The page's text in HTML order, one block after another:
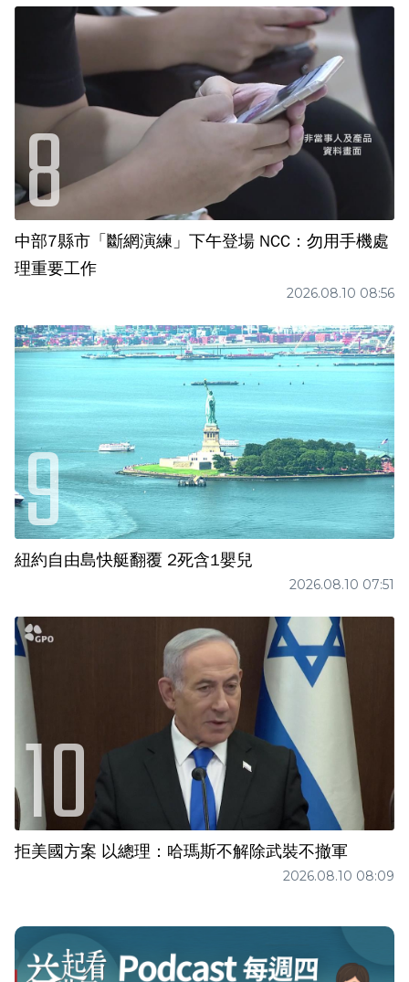
中部7縣市「斷網演練」下午登場 NCC：勿用手機處
理重要工作
2026.08.10 08:56
紐約自由島快艇翻覆 2死含1嬰兒
2026.08.10 07:51
拒美國方案 以總理：哈瑪斯不解除武裝不撤軍
2026.08.10 08:09